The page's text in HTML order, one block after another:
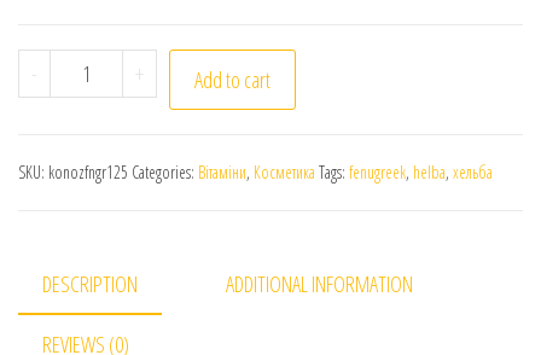
- Konoz Fenugreek Oil. Натуральна Олія Хельба
+ Add to cart
SKU: konozfngr125 Categories: Вітаміни, Косметика Tags: fenugreek, helba, хельба
DESCRIPTION ADDITIONAL INFORMATION
REVIEWS (0)